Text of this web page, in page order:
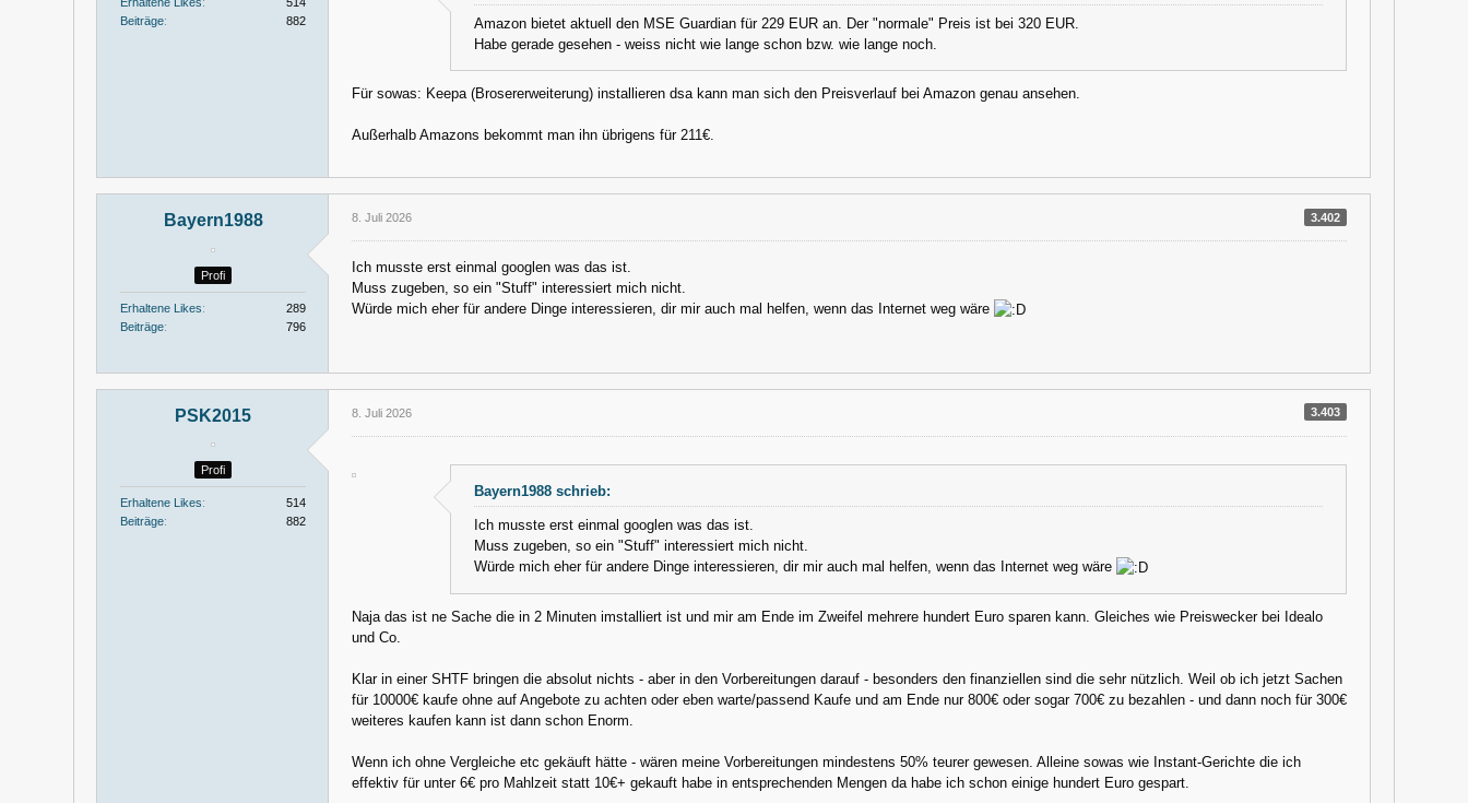
Beiträge
882
Amazon bietet aktuell den MSE Guardian für 229 EUR an. Der "normale" Preis ist bei 320 EUR.
Habe gerade gesehen - weiss nicht wie lange schon bzw. wie lange noch.
Für sowas: Keepa (Brosererweiterung) installieren dsa kann man sich den Preisverlauf bei Amazon genau ansehen.
Außerhalb Amazons bekommt man ihn übrigens für 211€.
Bayern1988
Profi
Erhaltene Likes
289
Beiträge
796
3.402
8. Juli 2026
Ich musste erst einmal googlen was das ist.
Muss zugeben, so ein "Stuff" interessiert mich nicht.
Würde mich eher für andere Dinge interessieren, dir mir auch mal helfen, wenn das Internet weg wäre
PSK2015
Profi
Erhaltene Likes
514
Beiträge
882
3.403
8. Juli 2026
Bayern1988 schrieb:
Ich musste erst einmal googlen was das ist.
Muss zugeben, so ein "Stuff" interessiert mich nicht.
Würde mich eher für andere Dinge interessieren, dir mir auch mal helfen, wenn das Internet weg wäre
Naja das ist ne Sache die in 2 Minuten imstalliert ist und mir am Ende im Zweifel mehrere hundert Euro sparen kann. Gleiches wie Preiswecker bei Idealo
und Co.
Klar in einer SHTF bringen die absolut nichts - aber in den Vorbereitungen darauf - besonders den finanziellen sind die sehr nützlich. Weil ob ich jetzt Sachen
für 10000€ kaufe ohne auf Angebote zu achten oder eben warte/passend Kaufe und am Ende nur 800€ oder sogar 700€ zu bezahlen - und dann noch für 300€
weiteres kaufen kann ist dann schon Enorm.
Wenn ich ohne Vergleiche etc gekäuft hätte - wären meine Vorbereitungen mindestens 50% teurer gewesen. Alleine sowas wie Instant-Gerichte die ich
effektiv für unter 6€ pro Mahlzeit statt 10€+ gekauft habe in entsprechenden Mengen da habe ich schon einige hundert Euro gespart.